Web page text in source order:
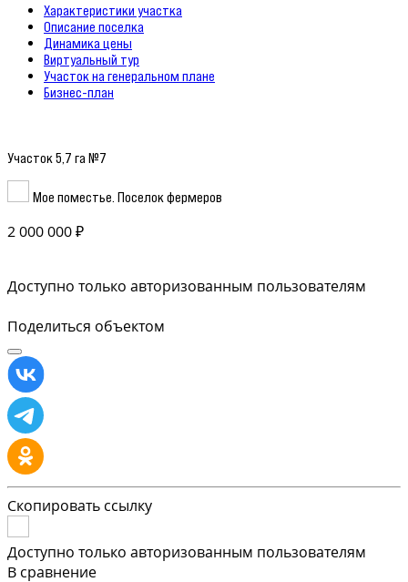
Характеристики участка
Описание поселка
Динамика цены
Виртуальный тур
Участок на генеральном плане
Бизнес-план
Участок 5,7 га №7
Мое поместье. Поселок фермеров
2 000 000 ₽
Доступно только авторизованным пользователям
Поделиться объектом
Скопировать ссылку
Доступно только авторизованным пользователям
В сравнение